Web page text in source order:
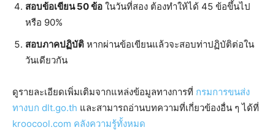
สอบข้อเขียน 50 ข้อ ในวันที่สอง ต้องทำให้ได้ 45 ข้อขึ้นไป
หรือ 90%
สอบภาคปฏิบัติ หากผ่านข้อเขียนแล้วจะสอบท่าปฏิบัติต่อใน
วันเดียวกัน
ดูรายละเอียดเพิ่มเติมจากแหล่งข้อมูลทางการที่ กรมการขนส่ง
ทางบก dlt.go.th และสามารถอ่านบทความที่เกี่ยวข้องอื่น ๆ ได้ที่
kroocool.com คลังความรู้ทั้งหมด